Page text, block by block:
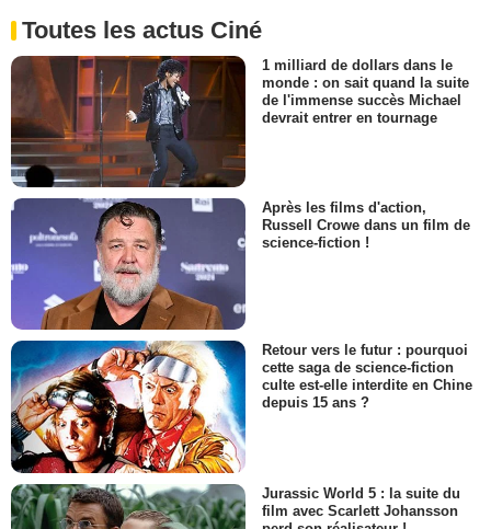
Toutes les actus Ciné
1 milliard de dollars dans le
monde : on sait quand la suite
de l'immense succès Michael
devrait entrer en tournage
Après les films d'action,
Russell Crowe dans un film de
science-fiction !
Retour vers le futur : pourquoi
cette saga de science-fiction
culte est-elle interdite en Chine
depuis 15 ans ?
Jurassic World 5 : la suite du
film avec Scarlett Johansson